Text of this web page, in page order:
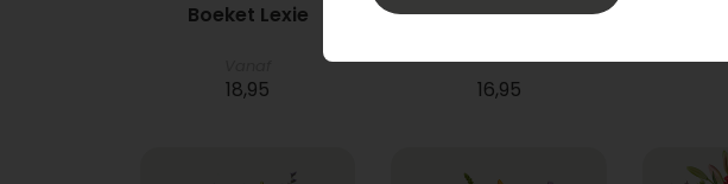
Boeket Lexie
18,95
Phlebodium
16,95